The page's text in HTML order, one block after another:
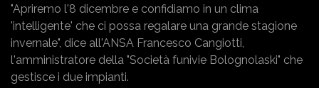
"Apriremo l'8 dicembre e confidiamo in un clima
'intelligente' che ci possa regalare una grande stagione
invernale", dice all'ANSA Francesco Cangiotti,
l'amministratore della "Società funivie Bolognolaski" che
gestisce i due impianti.